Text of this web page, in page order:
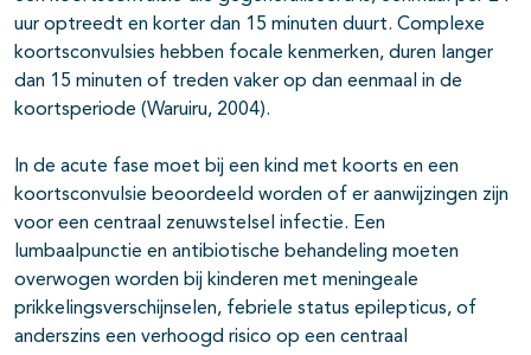
open- en dichtklappen
open- en dichtklappen
open- en dichtklappen
open- en dichtklappen
uur optreedt en korter dan 15 minuten duurt. Complexe
koortsconvulsies hebben focale kenmerken, duren langer
dan 15 minuten of treden vaker op dan eenmaal in de
koortsperiode (Waruiru, 2004).
In de acute fase moet bij een kind met koorts en een
koortsconvulsie beoordeeld worden of er aanwijzingen zijn
voor een centraal zenuwstelsel infectie. Een
lumbaalpunctie en antibiotische behandeling moeten
overwogen worden bij kinderen met meningeale
prikkelingsverschijnselen, febriele status epilepticus, of
anderszins een verhoogd risico op een centraal